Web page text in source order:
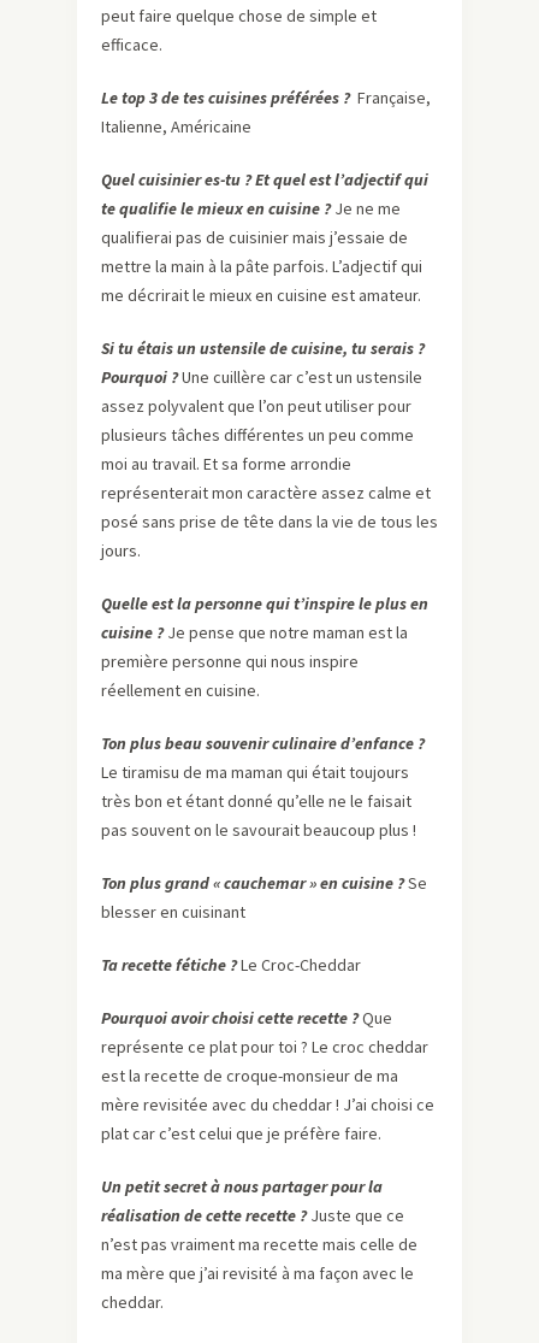
peut faire quelque chose de simple et
efficace.
Le top 3 de tes cuisines préférées ?Française,
Italienne, Américaine
Quel cuisinier es-tu ? Et quel est l’adjectif qui
te qualifie le mieux en cuisine ?Je ne me
qualifierai pas de cuisinier mais j’essaie de
mettre la main à la pâte parfois. L’adjectif qui
me décrirait le mieux en cuisine est amateur.
Si tu étais un ustensile de cuisine, tu serais ?
Pourquoi ?Une cuillère car c’est un ustensile
assez polyvalent que l’on peut utiliser pour
plusieurs tâches différentes un peu comme
moi au travail. Et sa forme arrondie
représenterait mon caractère assez calme et
posé sans prise de tête dans la vie de tous les
jours.
Quelle est la personne qui t’inspire le plus en
cuisine ?Je pense que notre maman est la
première personne qui nous inspire
réellement en cuisine.
Ton plus beau souvenir culinaire d’enfance ?
Le tiramisu de ma maman qui était toujours
très bon et étant donné qu’elle ne le faisait
pas souvent on le savourait beaucoup plus !
Ton plus grand « cauchemar » en cuisine ?Se
blesser en cuisinant
Ta recette fétiche ?Le Croc-Cheddar
Pourquoi avoir choisi cette recette ?Que
représente ce plat pour toi ? Le croc cheddar
est la recette de croque-monsieur de ma
mère revisitée avec du cheddar ! J’ai choisi ce
plat car c’est celui que je préfère faire.
Un petit secret à nous partager pour la
réalisation de cette recette ?Juste que ce
n’est pas vraiment ma recette mais celle de
ma mère que j’ai revisité à ma façon avec le
cheddar.